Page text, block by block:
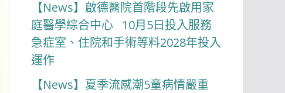
【News】啟德醫院首階段先啟用家
庭醫學綜合中心 10月5日投入服務
急症室、住院和手術等料2028年投入
運作
【News】夏季流感潮5童病情嚴重